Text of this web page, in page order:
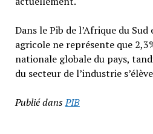
Dans le Pib de l’Afrique du
agricole ne représente que
nationale globale du pays,
du secteur de l’industrie
Publié dansPIB